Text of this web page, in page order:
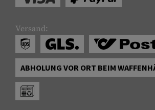
Versand:
ABHOLUNG VOR ORT BEIM